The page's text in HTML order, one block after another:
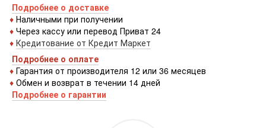
Подробнее о доставке
♦ Наличными при получении
♦ Через кассу или перевод Приват 24
♦ Кредитование от Кредит Маркет
Подробнее о оплате
♦ Гарантия от производителя 12 или 36 месяцев
♦ Обмен и возврат в течении 14 дней
Подробнее о гарантии